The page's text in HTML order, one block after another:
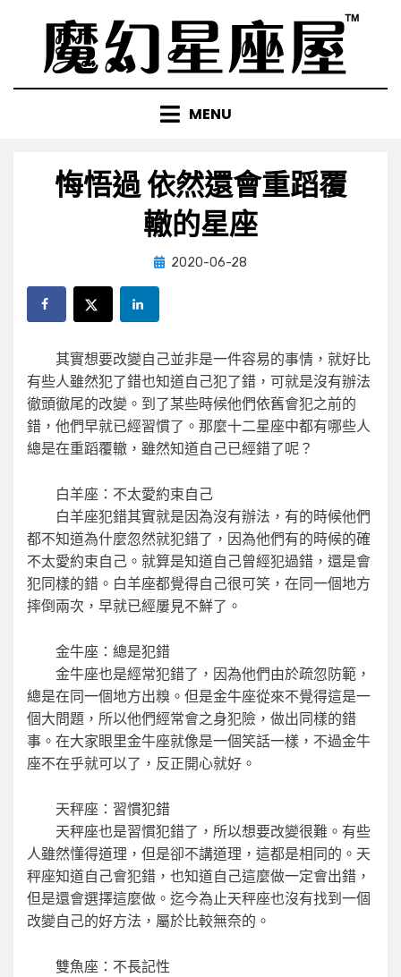
content
MENU
悔悟過 依然還會重蹈覆
轍的星座
by小編
Posted
2020-06-28
其實想要改變自己並非是一件容易的事情，就好比
有些人雖然犯了錯也知道自己犯了錯，可就是沒有辦法
徹頭徹尾的改變。到了某些時候他們依舊會犯之前的
錯，他們早就已經習慣了。那麼十二星座中都有哪些人
總是在重蹈覆轍，雖然知道自己已經錯了呢？
白羊座：不太愛約束自己
白羊座犯錯其實就是因為沒有辦法，有的時候他們
都不知道為什麼忽然就犯錯了，因為他們有的時候的確
不太愛約束自己。就算是知道自己曾經犯過錯，還是會
犯同樣的錯。白羊座都覺得自己很可笑，在同一個地方
摔倒兩次，早就已經屢見不鮮了。
金牛座：總是犯錯
金牛座也是經常犯錯了，因為他們由於疏忽防範，
總是在同一個地方出糗。但是金牛座從來不覺得這是一
個大問題，所以他們經常會之身犯險，做出同樣的錯
事。在大家眼里金牛座就像是一個笑話一樣，不過金牛
座不在乎就可以了，反正開心就好。
天秤座：習慣犯錯
天秤座也是習慣犯錯了，所以想要改變很難。有些
人雖然懂得道理，但是卻不講道理，這都是相同的。天
秤座知道自己會犯錯，也知道自己這麼做一定會出錯，
但是還會選擇這麼做。迄今為止天秤座也沒有找到一個
改變自己的好方法，屬於比較無奈的。
雙魚座：不長記性